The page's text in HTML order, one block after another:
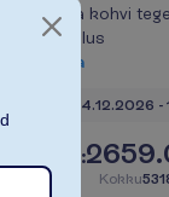
Tee ja kohvi
võimalus
a
04.12.2026 -
:
Kokku